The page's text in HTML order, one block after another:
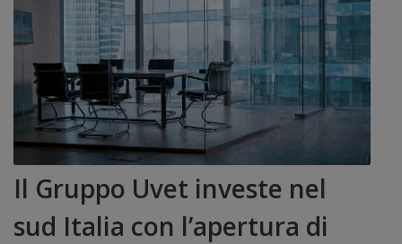
Il Gruppo Uvet investe nel
sud Italia con l’apertura di